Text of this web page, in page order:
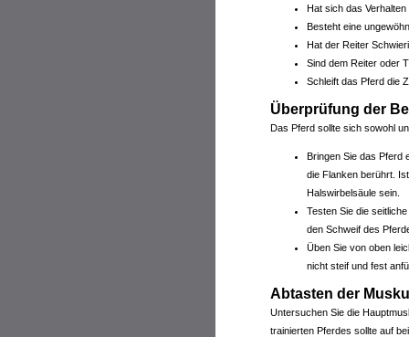
Hat sich das
Besteht eine
Hat der Reiter
Sind dem Reiter oder
Schleift das Pferd die
Überprüfung der
Das Pferd sollte sich sowohl
Bringen Sie das Pferd
die Flanken berührt.
Halswirbelsäule sein.
Testen Sie die
den Schweif des
Üben Sie von oben
nicht steif und fest
Abtasten der
Untersuchen Sie die
trainierten Pferdes sollte auf